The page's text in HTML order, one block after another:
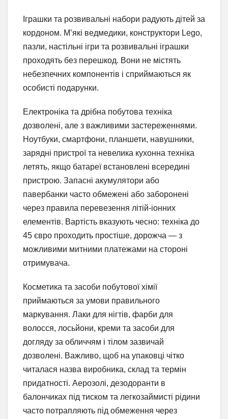
Іграшки та розвивальні набори радують дітей за
кордоном. М’які ведмедики, конструктори Lego,
пазли, настільні ігри та розвивальні іграшки
проходять без перешкод. Вони не містять
небезпечних компонентів і сприймаються як
особисті подарунки.
Електроніка та дрібна побутова техніка
дозволені, але з важливими застереженнями.
Ноутбуки, смартфони, планшети, навушники,
зарядні пристрої та невелика кухонна техніка
летять, якщо батареї встановлені всередині
пристрою. Запасні акумулятори або
павербанки часто обмежені або заборонені
через правила перевезення літій-іонних
елементів. Вартість вказують чесно: техніка до
45 євро проходить простіше, дорожча — з
можливими митними платежами на стороні
отримувача.
Косметика та засоби побутової хімії
приймаються за умови правильного
маркування. Лаки для нігтів, фарби для
волосся, лосьйони, креми та засоби для
догляду за обличчям і тілом зазвичай
дозволені. Важливо, щоб на упаковці чітко
читалася назва виробника, склад та термін
придатності. Аерозолі, дезодоранти в
балончиках під тиском та легкозаймисті рідини
часто потрапляють під обмеження через